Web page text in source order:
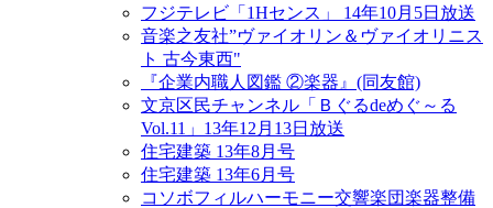
フジテレビ「1Hセンス」 14年10月5日放送
音楽之友社”ヴァイオリン＆ヴァイオリニス
ト 古今東西"
『企業内職人図鑑 ②楽器』(同友館)
文京区民チャンネル「Ｂぐるdeめぐ～る
Vol.11」13年12月13日放送
住宅建築 13年8月号
住宅建築 13年6月号
コソボフィルハーモニー交響楽団楽器整備